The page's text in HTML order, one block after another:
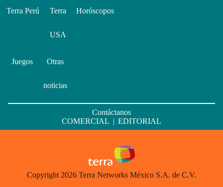
Terra Perú Terra
USA
Horóscopos
Juegos Otras
noticias
Contáctanos
COMERCIAL | EDITORIAL
Copyright 2026 Terra Networks México S.A. de C.V.